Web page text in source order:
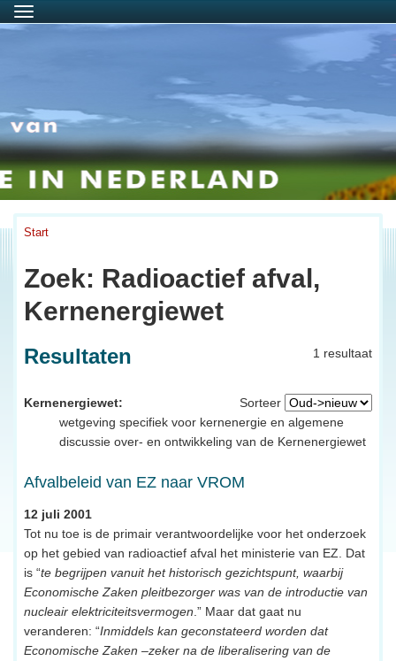
Menu
Start
Zoek: Radioactief afval,
Kernenergiewet
1 resultaat
Resultaten
Sorteer
Kernenergiewet:
wetgeving specifiek voor kernenergie en algemene
discussie over- en ontwikkeling van de Kernenergiewet
Afvalbeleid van EZ naar VROM
12 juli 2001
Tot nu toe is de primair verantwoordelijke voor het onderzoek
op het gebied van radioactief afval het ministerie van EZ. Dat
is “te begrijpen vanuit het historisch gezichtspunt, waarbij
Economische Zaken pleitbezorger was van de introductie van
nucleair elektriciteitsvermogen .” Maar dat gaat nu
veranderen: “Inmiddels kan geconstateerd worden dat
Economische Zaken –zeker na de liberalisering van de